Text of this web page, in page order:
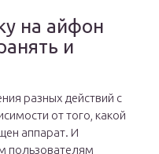
на айфон
и
разных действий с
от того, какой
аппарат. И
пользователям